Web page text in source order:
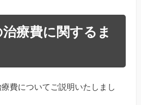
療費に関するま
費についてご説明いたしまし